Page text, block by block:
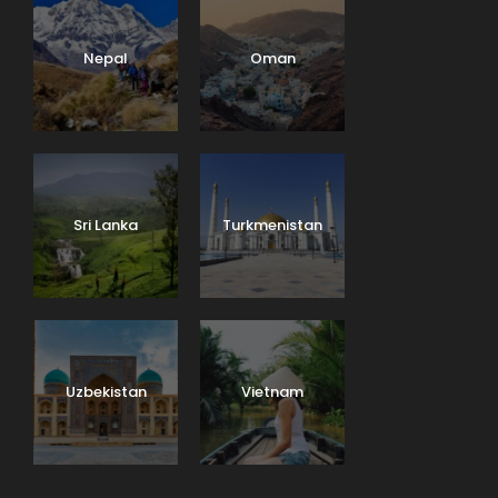
Nepal Oman
Sri Lanka Turkmenistan
Uzbekistan Vietnam